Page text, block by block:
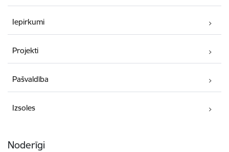
Iepirkumi
Projekti
Pašvaldība
Izsoles
Noderīgi